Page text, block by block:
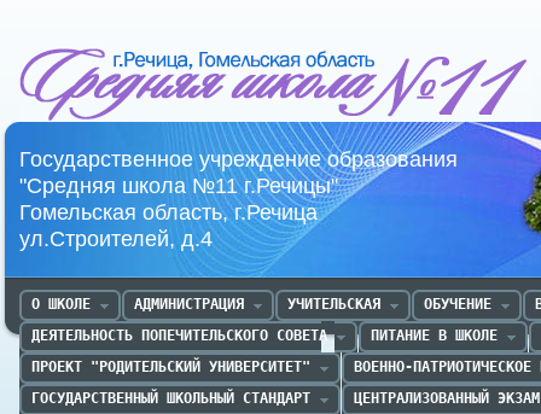
Средняя школа №11 г.Речица
Государственное учреждение образования
"Средняя школа №11 г.Речицы"
Гомельская область, г.Речица
ул.Строителей, д.4
О ШКОЛЕ АДМИНИСТРАЦИЯ УЧИТЕЛЬСКАЯ ОБУЧЕНИЕ
ДЕЯТЕЛЬНОСТЬ ПОПЕЧИТЕЛЬСКОГО СОВЕТА
ПИТАНИЕ В ШКОЛЕ
ПРОЕКТ "РОДИТЕЛЬСКИЙ УНИВЕРСИТЕТ"
ВОЕННО-ПАТРИОТИЧЕСКОЕ
ГОСУДАРСТВЕННЫЙ ШКОЛЬНЫЙ СТАНДАРТ
ЦЕНТРАЛИЗОВАННЫЙ